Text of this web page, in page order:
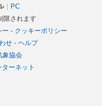
｜
PC
限されます
ー - クッキーポリシー
せ- ヘルプ
象協会
ーネット